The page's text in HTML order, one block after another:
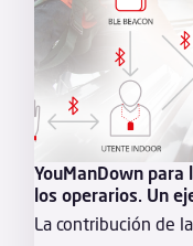
YouManDown
los operarios. Un
La contribución de